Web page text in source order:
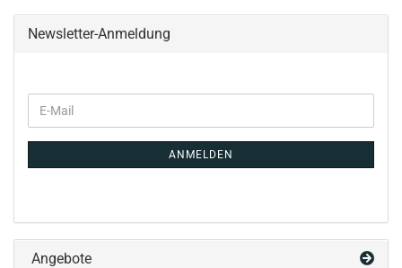
Newsletter-Anmeldung
ANMELDEN
Angebote